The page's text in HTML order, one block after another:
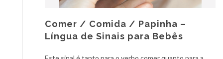
Comer / Comida / Papinha –
Língua de Sinais para Bebês